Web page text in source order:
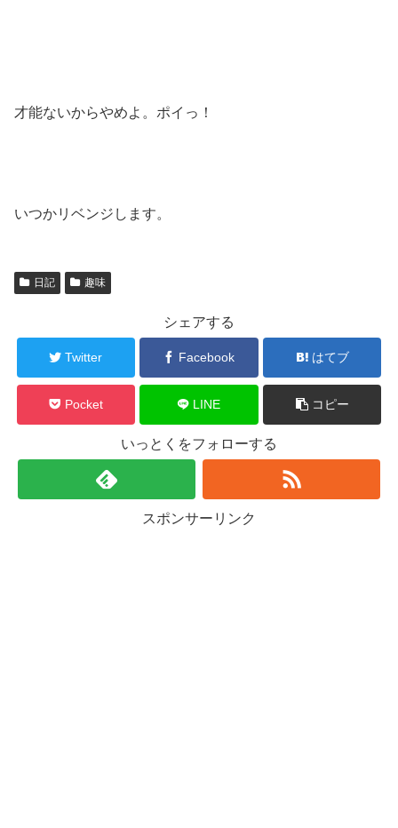
才能ないからやめよ。ポイっ！
いつかリベンジします。
日記 趣味
シェアする
Twitter Facebook はてブ
Pocket LINE コピー
いっとくをフォローする
スポンサーリンク